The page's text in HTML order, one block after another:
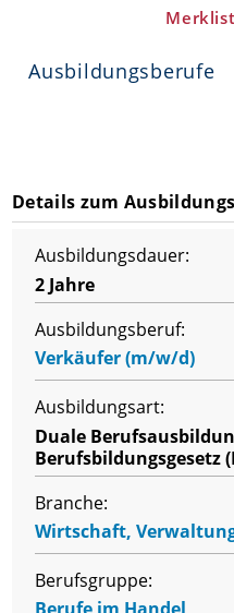
Ausbildungsberufe
Details zum
Ausbildungsdauer:
2 Jahre
Ausbildungsberuf:
Verkäufer (m/w/d)
Ausbildungsart:
Duale
Berufsbildungsgesetz
Branche:
Wirtschaft,
Berufsgruppe: